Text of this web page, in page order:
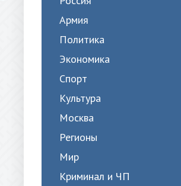
Армия
Политика
Экономика
Спорт
Культура
Москва
Регионы
Мир
Криминал и ЧП